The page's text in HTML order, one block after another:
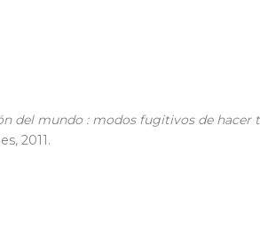
del mundo : modos fugitivos de hacer
2011.